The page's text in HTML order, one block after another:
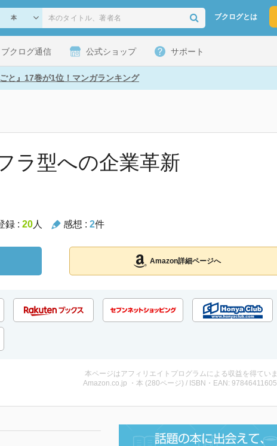
ブクログとは
ブクログ通信 公式ショップ サポート
と』17巻が1位！マンガランキング
ラ型への企業革新
録 : 20人 感想 : 2件
Amazon詳細ページへ
本ページはアフィリエイトプログラムによる収益を得てい
Amazon.co.jp ・本 (280ページ) / ISBN・EAN: